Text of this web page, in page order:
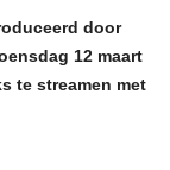
door
12 maart
te streamen met